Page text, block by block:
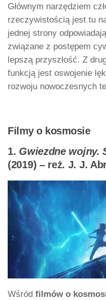
Głównym narzędziem
rzeczywistością jest tu
jednej strony
związane z postępem
lepszą przyszłość. Z
funkcją jest oswojenie
rozwoju nowoczesnych
Filmy o kosmosie
1. Gwiezdne wojny.
(2019) – reż. J. J.
Wśród filmów o